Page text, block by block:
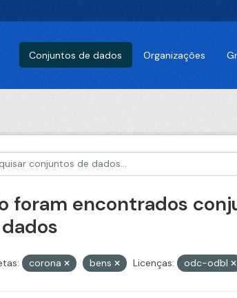
Conjuntos de dados Organizações
foram encontrados
corona bens Licenças: odc-odbl